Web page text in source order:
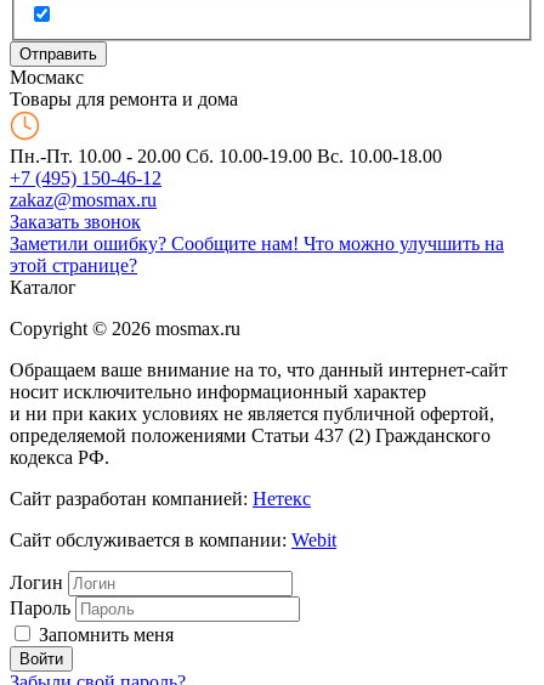
Мосмакс
Товары для ремонта и дома
Пн.-Пт. 10.00 - 20.00 Сб. 10.00-19.00 Вс. 10.00-18.00
+7 (495) 150-46-12
zakaz@mosmax.ru
Заказать звонок
Заметили ошибку? Сообщите нам! Что можно улучшить на
этой странице?
Каталог
Copyright © 2026 mosmax.ru
Обращаем ваше внимание на то, что данный интернет-сайт
носит исключительно информационный характер
и ни при каких условиях не является публичной офертой,
определяемой положениями Статьи 437 (2) Гражданского
кодекса РФ.
Сайт разработан компанией: Нетекс
Сайт обслуживается в компании: Webit
Логин
Пароль
Запомнить меня